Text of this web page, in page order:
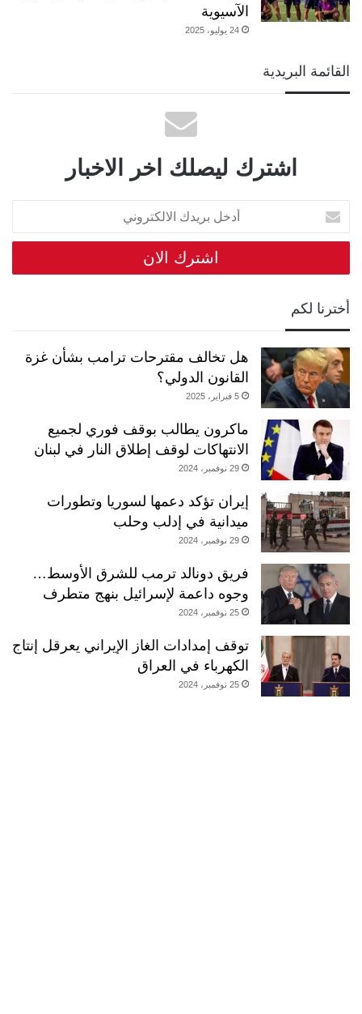
الآسيوية
24 يوليو، 2025
القائمة البريدية
اشترك ليصلك اخر الاخبار
أدخل
بريدك
الالكتروني
أخترنا لكم
هل تخالف مقترحات ترامب بشأن غزة
القانون الدولي؟
5 فبراير، 2025
ماكرون يطالب بوقف فوري لجميع
الانتهاكات لوقف إطلاق النار في لبنان
29 نوفمبر، 2024
إيران تؤكد دعمها لسوريا وتطورات
ميدانية في إدلب وحلب
29 نوفمبر، 2024
فريق دونالد ترمب للشرق الأوسط…
وجوه داعمة لإسرائيل بنهج متطرف
25 نوفمبر، 2024
توقف إمدادات الغاز الإيراني يعرقل إنتاج
الكهرباء في العراق
25 نوفمبر، 2024